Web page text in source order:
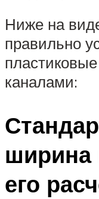
Ниже на
правильно
каналами:
ширина
его